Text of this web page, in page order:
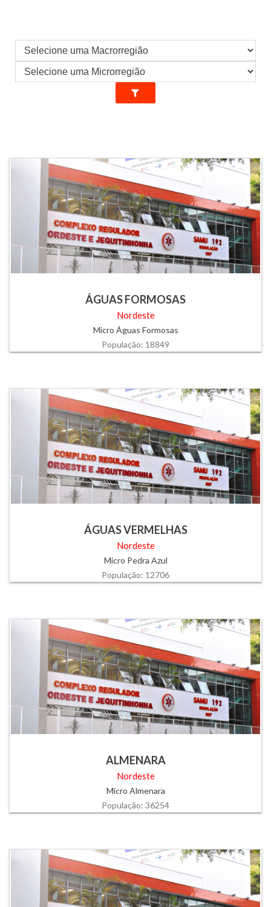
INFORMAÇÕES
COMPLIANCE
ÁGUAS FORMOSAS
Nordeste
Micro Águas Formosas
População: 18849
ÁGUAS VERMELHAS
Nordeste
Micro Pedra Azul
População: 12706
ALMENARA
Nordeste
Micro Almenara
População: 36254